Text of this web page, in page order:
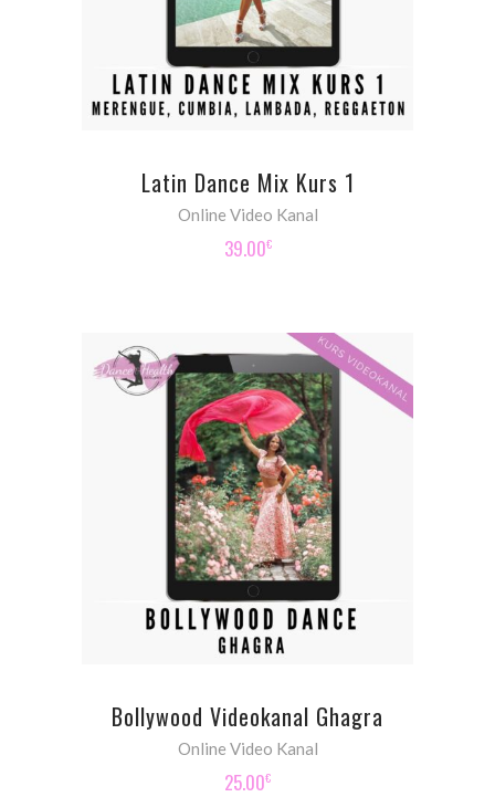
Latin Dance Mix Kurs 1
Online Video Kanal
39.00€
ADD TO CART
Bollywood Videokanal Ghagra
Online Video Kanal
25.00€